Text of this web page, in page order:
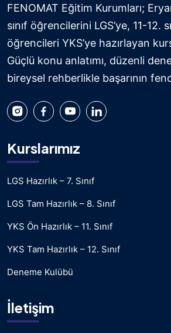
FENOMAT Eğitim Kurumları;
sınıf öğrencilerini LGS’ye, 11-12.
öğrencileri YKS’ye hazırlayan
Güçlü konu anlatımı, düzenli
bireysel rehberlikle başarının
Kurslarımız
LGS Hazırlık – 7. Sınıf
LGS Tam Hazırlık – 8. Sınıf
YKS Ön Hazırlık – 11. Sınıf
YKS Tam Hazırlık – 12. Sınıf
Deneme Kulübü
İletişim